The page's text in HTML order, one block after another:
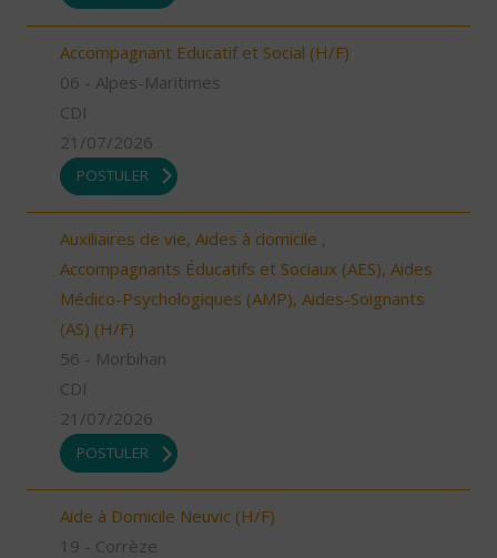
Accompagnant Educatif et Social (H/F)
06 - Alpes-Maritimes
CDI
21/07/2026
POSTULER
Auxiliaires de vie, Aides à domicile ,
Accompagnants Éducatifs et Sociaux (AES), Aides
Médico-Psychologiques (AMP), Aides-Soignants
(AS) (H/F)
56 - Morbihan
CDI
21/07/2026
POSTULER
Aide à Domicile Neuvic (H/F)
19 - Corrèze